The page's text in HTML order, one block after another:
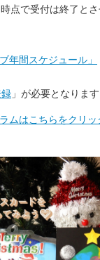
点で受付は終了とさ
年間スケジュール」
」 が必要となります
ムはこちらをクリッ